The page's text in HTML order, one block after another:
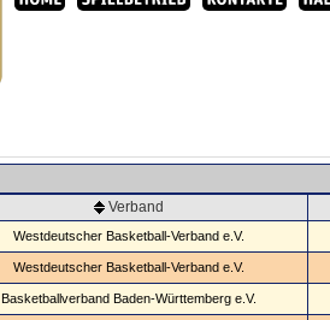
Verband
Westdeutscher Basketball-Verband e.V.
Westdeutscher Basketball-Verband e.V.
Basketballverband Baden-Württemberg e.V.